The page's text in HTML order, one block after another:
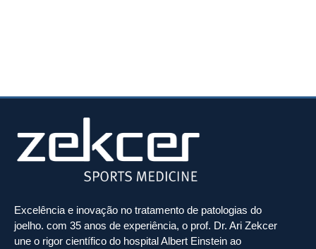
Excelência e inovação no tratamento de patologias do
joelho. com 35 anos de experiência, o prof. Dr. Ari Zekcer
une o rigor científico do hospital Albert Einstein ao